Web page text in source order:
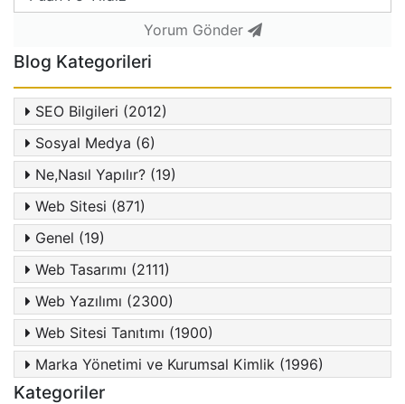
Yorum Gönder
Blog Kategorileri
SEO Bilgileri (2012)
Sosyal Medya (6)
Ne,Nasıl Yapılır? (19)
Web Sitesi (871)
Genel (19)
Web Tasarımı (2111)
Web Yazılımı (2300)
Web Sitesi Tanıtımı (1900)
Marka Yönetimi ve Kurumsal Kimlik (1996)
Kategoriler